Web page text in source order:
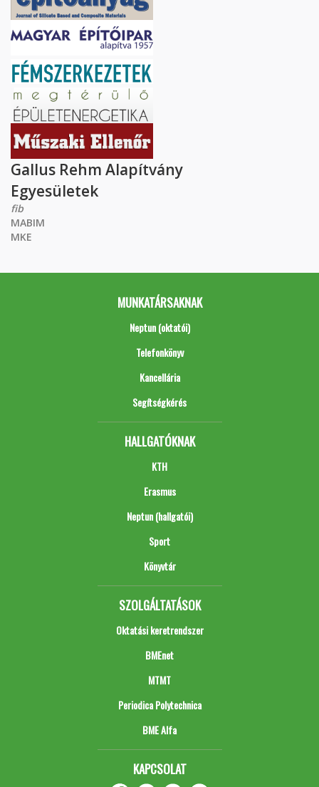
Gallus Rehm Alapítvány
Egyesületek
fib
MABIM
MKE
MUNKATÁRSAKNAK
Neptun (oktatói)
Telefonkönyv
Kancellária
Segítségkérés
HALLGATÓKNAK
KTH
Erasmus
Neptun (hallgatói)
Sport
Könyvtár
SZOLGÁLTATÁSOK
Oktatási keretrendszer
BMEnet
MTMT
Periodica Polytechnica
BME Alfa
KAPCSOLAT